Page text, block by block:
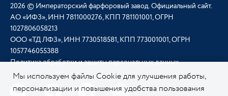
2026 © Императорский фарфоровый завод. Официальный сайт.
АО «ИФЗ», ИНН 7811000276, КПП 781101001, ОГРН
1027806058213
ООО «ТД ЛФЗ», ИНН 7730518581, КПП 773001001, ОГРН
1057746055388
Политика обработки и защиты персональных данных
Мы используем файлы Cookie для улучшения работы,
персонализации и повышения удобства пользования